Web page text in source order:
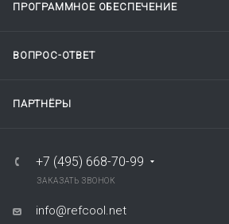
ПРОГРАММНОЕ ОБЕСПЕЧЕНИЕ
ВОПРОС-ОТВЕТ
ПАРТНЁРЫ
+7 (495) 668-70-99
ЗАКАЗАТЬ ЗВОНОК
info@refcool.net